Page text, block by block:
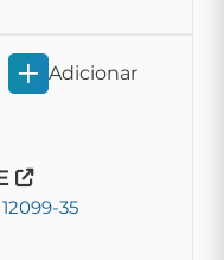
35
Adicionar